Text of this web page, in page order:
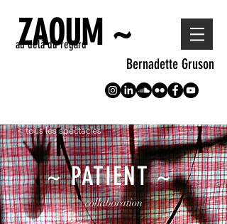
au delà du regard
Bernadette Gruson
ZAOUM ~
< tous les spectacles
~ PATIENT ~
collaboration